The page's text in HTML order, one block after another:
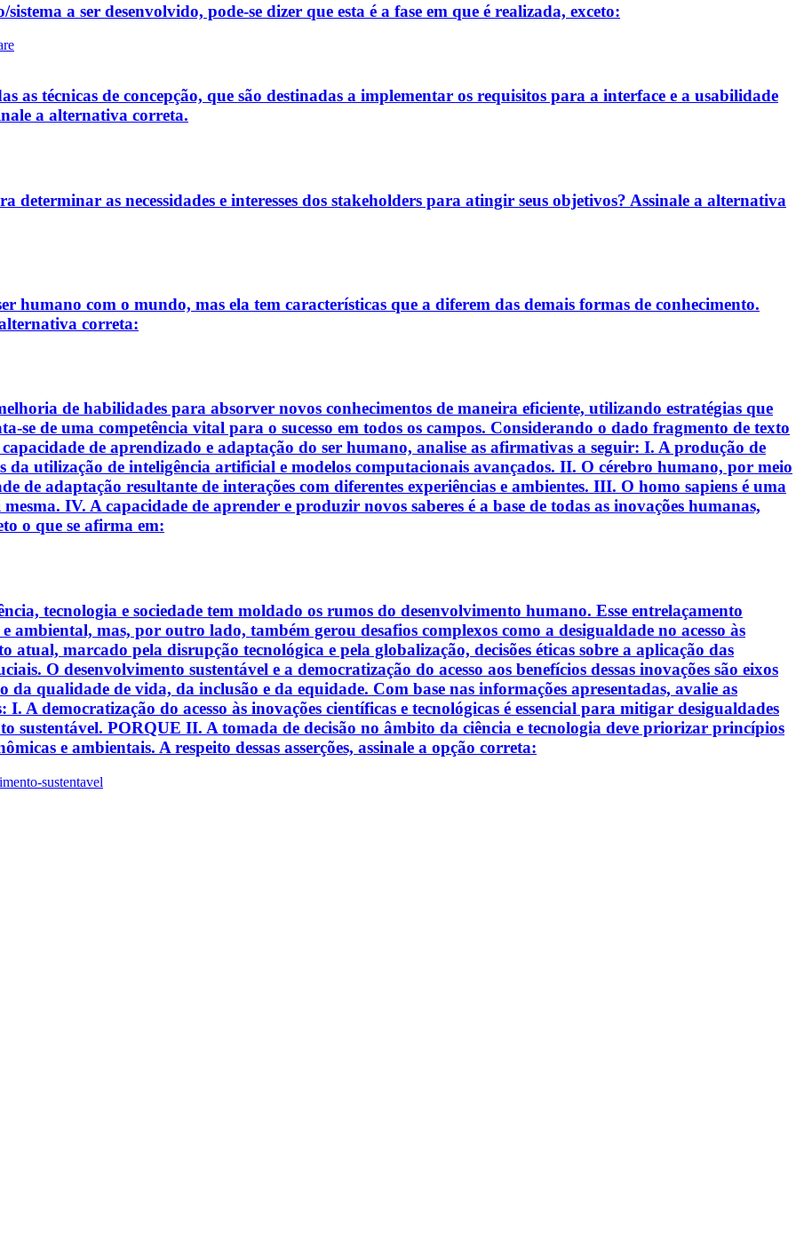
a ser desenvolvido, pode-se dizer que esta é a fase em que é realizada, exceto:
as técnicas de concepção, que são destinadas a implementar os requisitos para a interface e a usabilidade
a alternativa correta.
determinar as necessidades e interesses dos stakeholders para atingir seus objetivos? Assinale a alternativa
humano com o mundo, mas ela tem características que a diferem das demais formas de conhecimento.
correta:
de habilidades para absorver novos conhecimentos de maneira eficiente, utilizando estratégias que
se de uma competência vital para o sucesso em todos os campos. Considerando o dado fragmento de texto
de aprendizado e adaptação do ser humano, analise as afirmativas a seguir: I. A produção de
da utilização de inteligência artificial e modelos computacionais avançados. II. O cérebro humano, por meio
de adaptação resultante de interações com diferentes experiências e ambientes. III. O homo sapiens é uma
IV. A capacidade de aprender e produzir novos saberes é a base de todas as inovações humanas,
o que se afirma em:
tecnologia e sociedade tem moldado os rumos do desenvolvimento humano. Esse entrelaçamento
ambiental, mas, por outro lado, também gerou desafios complexos como a desigualdade no acesso às
atual, marcado pela disrupção tecnológica e pela globalização, decisões éticas sobre a aplicação das
O desenvolvimento sustentável e a democratização do acesso aos benefícios dessas inovações são eixos
qualidade de vida, da inclusão e da equidade. Com base nas informações apresentadas, avalie as
I. A democratização do acesso às inovações científicas e tecnológicas é essencial para mitigar desigualdades
sustentável. PORQUE II. A tomada de decisão no âmbito da ciência e tecnologia deve priorizar princípios
e ambientais. A respeito dessas asserções, assinale a opção correta:
sustentavel